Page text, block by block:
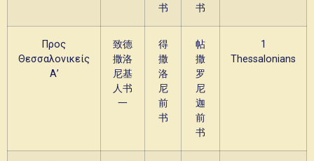
书
书
Προς
Θεσσαλονικείς
Α’
致德
撒洛
尼基
人书
一
得
撒
洛
尼
前
书
帖
撒
罗
尼
迦
前
书
1
Thessalonians